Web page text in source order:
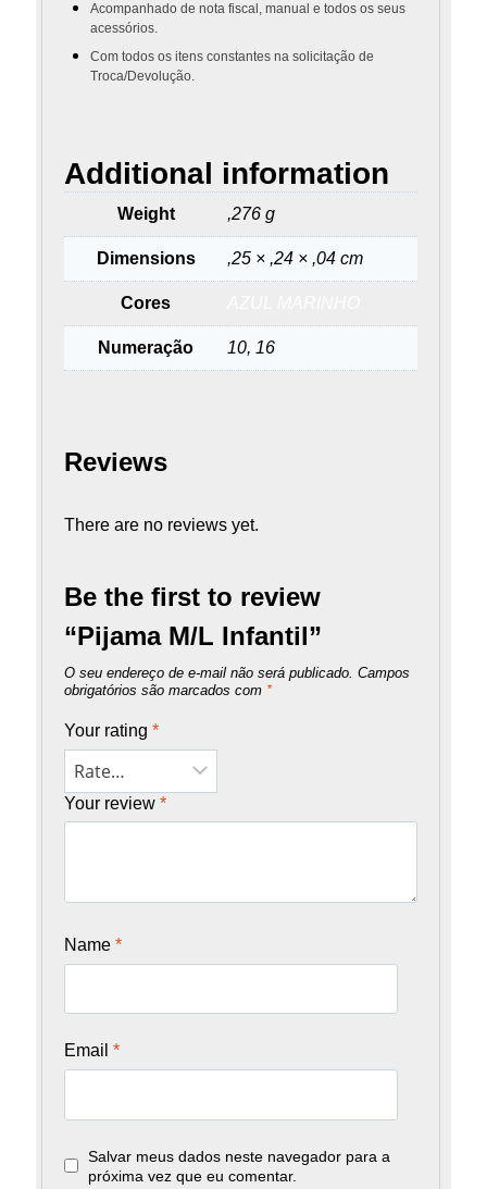
Acompanhado de nota fiscal, manual e todos os seus
acessórios.
Com todos os itens constantes na solicitação de
Troca/Devolução.
Additional information
Weight ,276 g
Dimensions ,25 × ,24 × ,04 cm
Cores
Numeração 10, 16
Reviews
There are no reviews yet.
Be the first to review
“Pijama M/L Infantil”
O seu endereço de e-mail não será publicado. Campos
obrigatórios são marcados com *
Your rating *
Your review *
Name *
Email *
Salvar meus dados neste navegador para a
próxima vez que eu comentar.